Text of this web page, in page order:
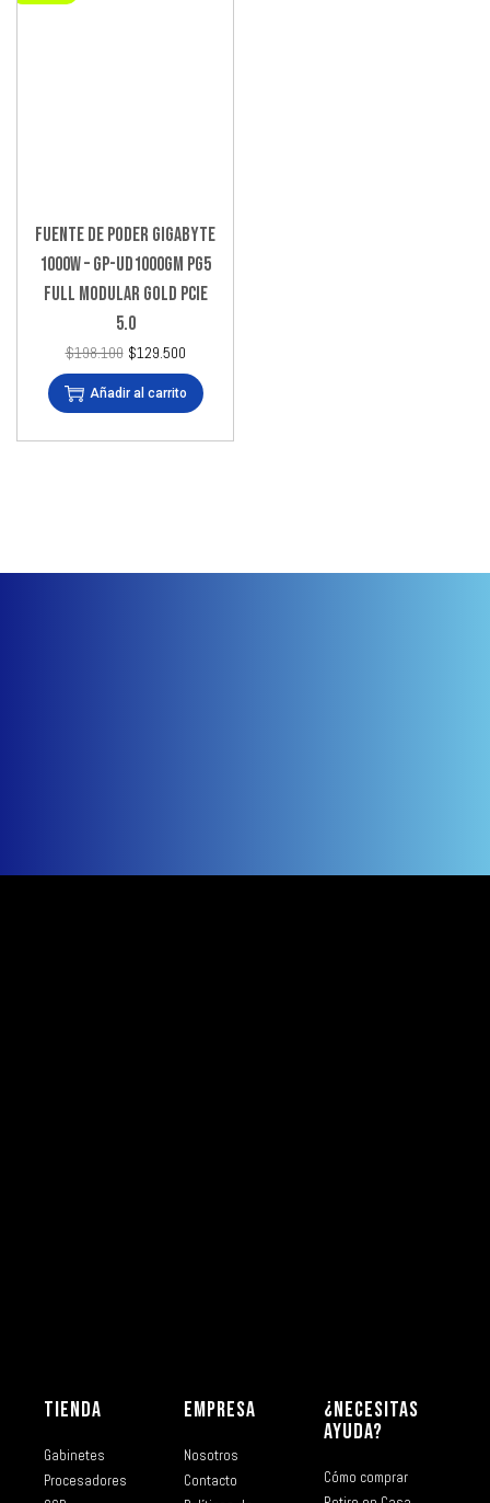
FUENTE DE PODER GIGABYTE
1000W – GP-UD1000GM PG5
FULL MODULAR GOLD PCIE
5.0
$198.100 $129.500
Añadir al carrito
TIENDA
Gabinetes
Procesadores
EMPRESA
Nosotros
Contacto
¿NECESITAS
AYUDA?
Cómo comprar